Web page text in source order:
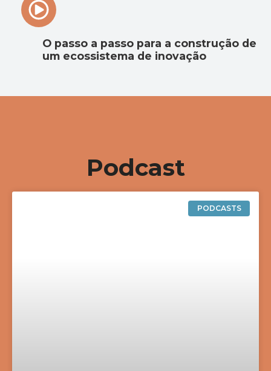
O passo a passo para a construção de
um ecossistema de inovação
Podcast
PODCASTS